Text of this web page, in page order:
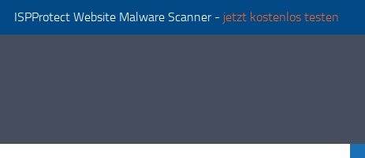
ISPProtect Website Malware Scanner - jetzt kostenlos testen